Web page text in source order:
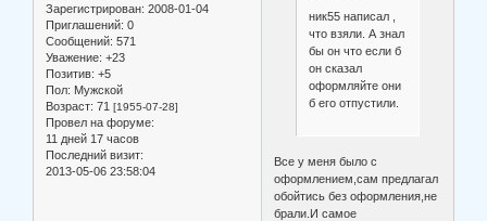
Зарегистрирован: 2008-01-04
Приглашений: 0
Сообщений: 571
Уважение: +23
Позитив: +5
Пол: Мужской
Возраст: 71 [1955-07-28]
Провел на форуме:
11 дней 17 часов
Последний визит:
2013-05-06 23:58:04
ник55 написал ,
что взяли. А знал
бы он что если б
он сказал
оформляйте они
б его отпустили.
Все у меня было с
оформлением,сам предлагал
обойтись без оформления,не
брали.И самое